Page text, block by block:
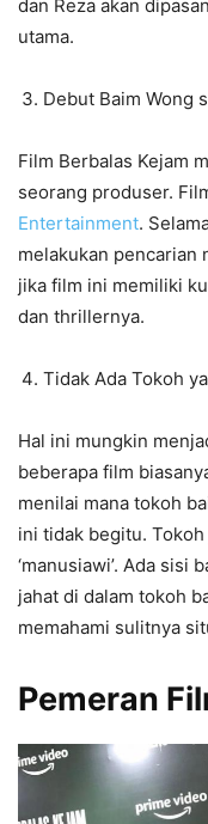
dan Reza akan
utama.
Debut Baim Wong
Film Berbalas Kejam
seorang produser.
Entertainment.
melakukan pencarian
jika film ini memiliki
dan thrillernya.
Tidak Ada Tokoh
Hal ini mungkin
beberapa film
menilai mana tokoh
ini tidak begitu.
‘manusiawi’. Ada sisi
jahat di dalam tokoh
memahami sulitnya
Pemeran